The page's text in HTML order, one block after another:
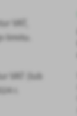
VAT,
limitu.
VAT (lub
r.